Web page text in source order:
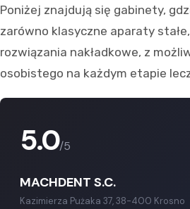
Poniżej znajdują się gabinety,
zarówno klasyczne aparaty
rozwiązania nakładkowe, z
osobistego na każdym etapie
5.0/5
MACHDENT S.C.
Kazimierza Pużaka 37, 38-400 Krosno